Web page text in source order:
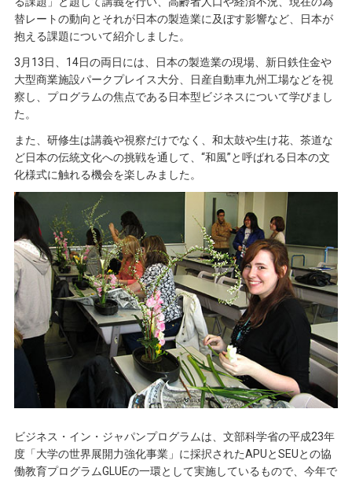
替レートの動向とそれが日本の製造業に及ぼす影響など、日本が
抱える課題について紹介しました。
3月13日、14日の両日には、日本の製造業の現場、新日鉄住金や
大型商業施設パークプレイス大分、日産自動車九州工場などを視
察し、プログラムの焦点である日本型ビジネスについて学びまし
た。
また、研修生は講義や視察だけでなく、和太鼓や生け花、茶道な
ど日本の伝統文化への挑戦を通して、“和風”と呼ばれる日本の文
化様式に触れる機会を楽しみました。
ビジネス・イン・ジャパンプログラムは、文部科学省の平成23年
度「大学の世界展開力強化事業」に採択されたAPUとSEUとの協
働教育プログラムGLUEの一環として実施しているもので、今年で